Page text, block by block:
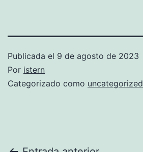
Publicada el 9 de agosto de 2023
Por istern
Categorizado como uncategorized